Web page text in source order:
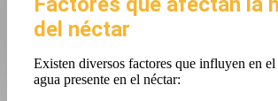
del néctar
Existen diversos factores que influyen en
agua presente en el néctar: